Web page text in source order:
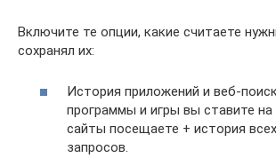
Включите те опции, какие считаете
сохранял их:
История приложений и веб-
программы и игры вы ставите на
сайты посещаете + история
запросов.